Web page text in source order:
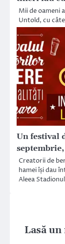
Mii de oameni
Untold, cu
Un festival
Creatorii de
hamei își dau
Aleea
Lasă